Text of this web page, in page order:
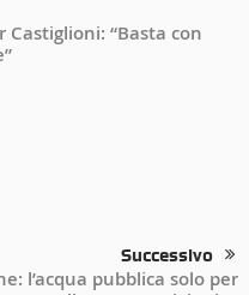
“Basta con
Successivo
l’acqua pubblica solo per